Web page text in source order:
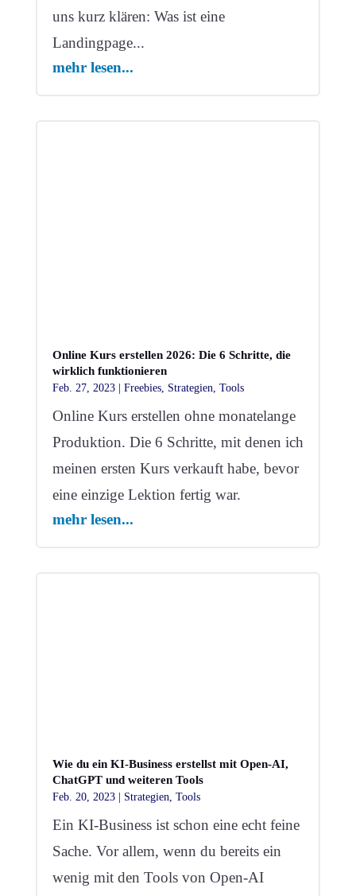
uns kurz klären: Was ist eine
Landingpage...
mehr lesen...
Online Kurs erstellen 2026: Die 6 Schritte, die
wirklich funktionieren
Feb. 27, 2023| Freebies, Strategien Tools
Online Kurs erstellen ohne monatelange
Produktion. Die 6 Schritte, mit denen ich
meinen ersten Kurs verkauft habe, bevor
eine einzige Lektion fertig war.
mehr lesen...
Wie du ein KI-Business erstellst mit Open-AI,
ChatGPT und weiteren Tools
Feb. 20, 2023| Strategien Tools
Ein KI-Business ist schon eine echt feine
Sache. Vor allem, wenn du bereits ein
wenig mit den Tools von Open-AI